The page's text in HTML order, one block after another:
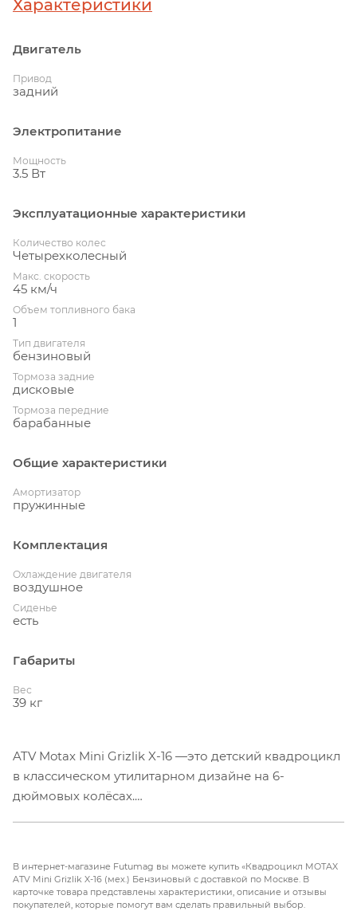
Характеристики
Двигатель
Привод
задний
Электропитание
Мощность
3.5 Вт
Эксплуатационные характеристики
Количество колес
Четырехколесный
Макс. скорость
45 км/ч
Объем топливного бака
1
Тип двигателя
бензиновый
Тормоза задние
дисковые
Тормоза передние
барабанные
Общие характеристики
Амортизатор
пружинные
Комплектация
Охлаждение двигателя
воздушное
Сиденье
есть
Габариты
Вес
39 кг
ATV Motax Mini Grizlik X-16 —это детский квадроцикл
в классическом утилитарном дизайне на 6-
дюймовых колёсах.
бензиновым двигателем объёмом 50 куб. см. в паре
с фрикционным сцеплением центробежного типа.
В интернет-магазине Futumag вы можете купить «Квадроцикл MOTAX
ATV Mini Grizlik X-16 (мех.) Бензиновый с доставкой по Москве. В
карточке товара представлены характеристики, описание и отзывы
покупателей, которые помогут вам сделать правильный выбор.